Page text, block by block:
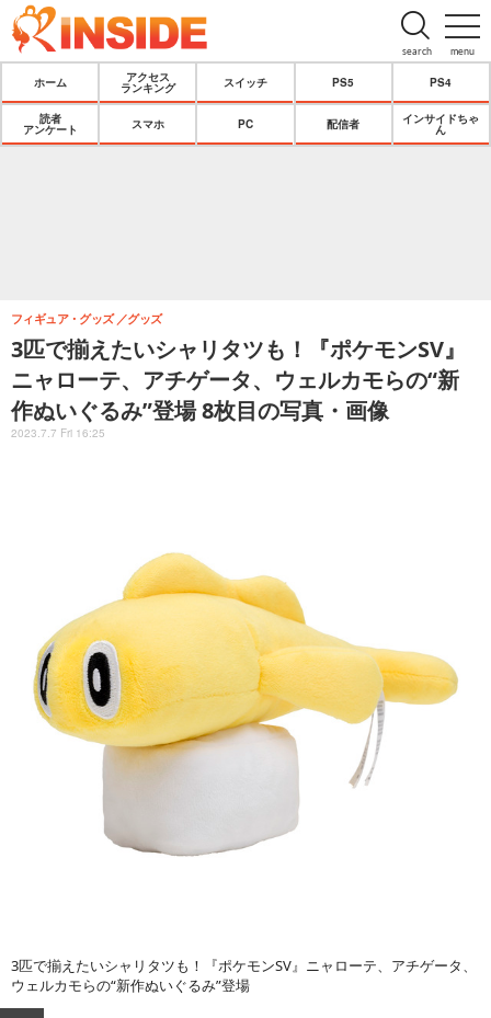
menu
search
ホーム
アクセス
ランキング
スイッチ PS5 PS4
読者
アンケート
スマホ PC 配信者
インサイドちゃ
ん
3匹で揃えたいシャリタツも！『ポケモンSV』
ニャローテ、アチゲータ、ウェルカモらの“新
作ぬいぐるみ”登場 8枚目の写真・画像
フィギュア・グッズ グッズ
2023.7.7 Fri 16:25
3匹で揃えたいシャリタツも！『ポケモンSV』ニャローテ、アチゲータ、
ウェルカモらの“新作ぬいぐるみ”登場